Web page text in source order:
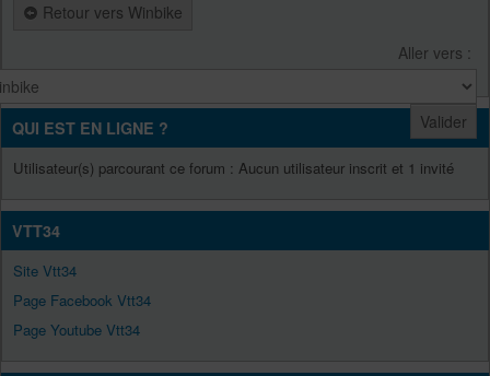
Retour vers Winbike
Aller vers :
QUI EST EN LIGNE ?
Utilisateur(s) parcourant ce forum : Aucun utilisateur inscrit et 1 invité
VTT34
Site Vtt34
Page Facebook Vtt34
Page Youtube Vtt34